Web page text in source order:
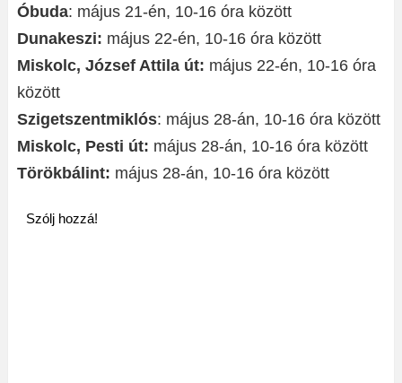
Óbuda: május 21-én, 10-16 óra között
Dunakeszi: május 22-én, 10-16 óra között
Miskolc, József Attila út: május 22-én, 10-16 óra
között
Szigetszentmiklós: május 28-án, 10-16 óra között
Miskolc, Pesti út: május 28-án, 10-16 óra között
Törökbálint: május 28-án, 10-16 óra között
Szólj hozzá!